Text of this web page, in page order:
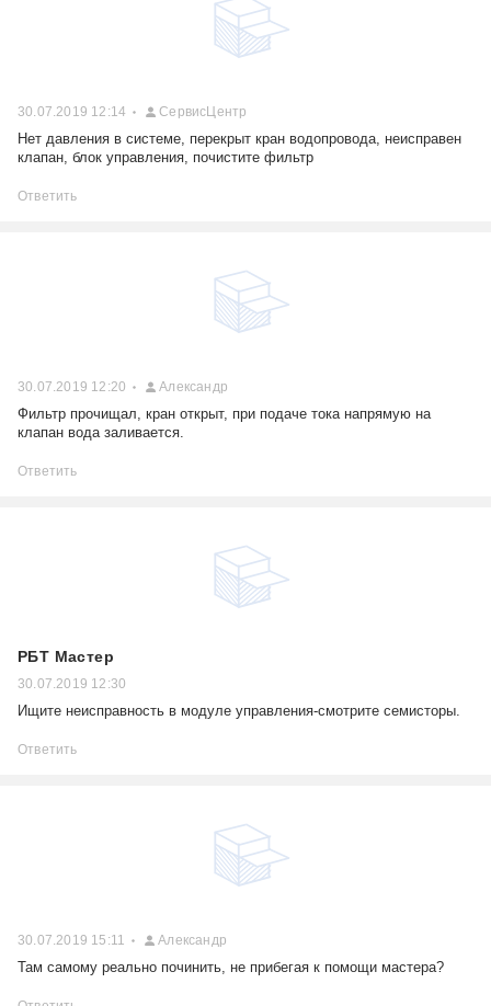
30.07.2019 12:14 СервисЦентр
Нет давления в системе, перекрыт кран водопровода, неисправен
клапан, блок управления, почистите фильтр
Ответить
30.07.2019 12:20 Александр
Фильтр прочищал, кран открыт, при подаче тока напрямую на
клапан вода заливается.
Ответить
РБТ Мастер
30.07.2019 12:30
Ищите неисправность в модуле управления-смотрите семисторы.
Ответить
30.07.2019 15:11 Александр
Там самому реально починить, не прибегая к помощи мастера?